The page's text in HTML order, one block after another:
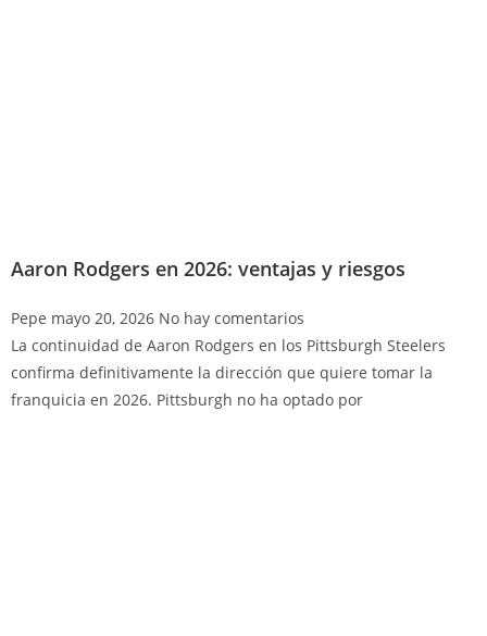
Aaron Rodgers en 2026: ventajas y riesgos
Pepe mayo 20, 2026 No hay comentarios
La continuidad de Aaron Rodgers en los Pittsburgh Steelers
confirma definitivamente la dirección que quiere tomar la
franquicia en 2026. Pittsburgh no ha optado por